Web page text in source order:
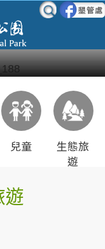
兒童
生態旅
遊
遊